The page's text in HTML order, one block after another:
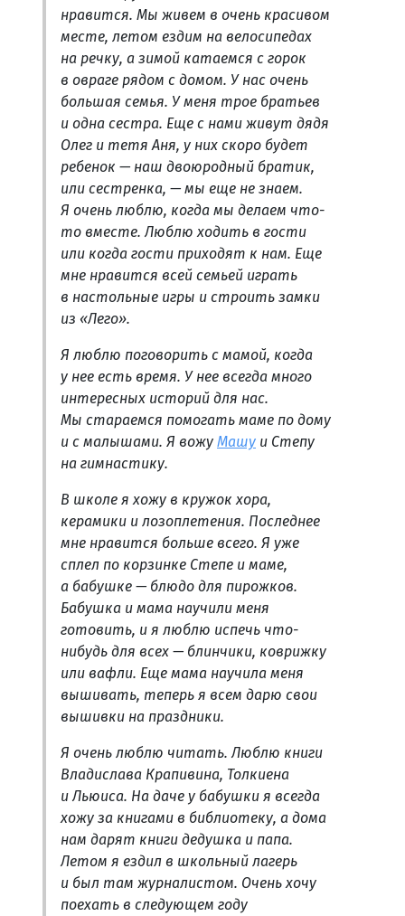
нравится. Мы живем в очень красивом
месте, летом ездим на велосипедах
на речку, а зимой катаемся с горок
в овраге рядом с домом. У нас очень
большая семья. У меня трое братьев
и одна сестра. Еще с нами живут дядя
Олег и тетя Аня, у них скоро будет
ребенок — наш двоюродный братик,
или сестренка, — мы еще не знаем.
Я очень люблю, когда мы делаем что-
то вместе. Люблю ходить в гости
или когда гости приходят к нам. Еще
мне нравится всей семьей играть
в настольные игры и строить замки
из «Лего».
Я люблю поговорить с мамой, когда
у нее есть время. У нее всегда много
интересных историй для нас.
Мы стараемся помогать маме по дому
и с малышами. Я вожу Машу и Степу
на гимнастику.
В школе я хожу в кружок хора,
керамики и лозоплетения. Последнее
мне нравится больше всего. Я уже
сплел по корзинке Степе и маме,
а бабушке — блюдо для пирожков.
Бабушка и мама научили меня
готовить, и я люблю испечь что-
нибудь для всех — блинчики, коврижку
или вафли. Еще мама научила меня
вышивать, теперь я всем дарю свои
вышивки на праздники.
Я очень люблю читать. Люблю книги
Владислава Крапивина, Толкиена
и Льюиса. На даче у бабушки я всегда
хожу за книгами в библиотеку, а дома
нам дарят книги дедушка и папа.
Летом я ездил в школьный лагерь
и был там журналистом. Очень хочу
поехать в следующем году